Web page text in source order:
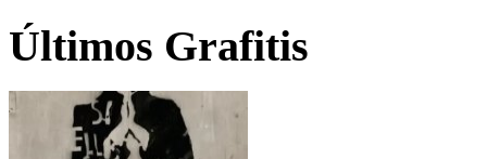
Últimos Grafitis